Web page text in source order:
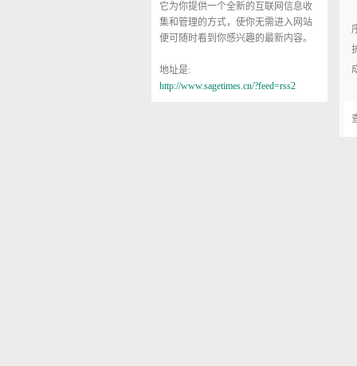
它为你提供一个全新的互联网信息收
集和管理的方式，使你无需进入网站
便可随时看到你感兴趣的最新内容。
地址是:
http://www.sagetimes.cn/?feed=rss2